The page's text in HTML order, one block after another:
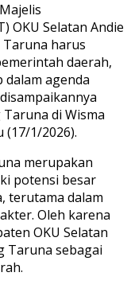
OKU Selatan Andie
Taruna harus
daerah,
agenda
di Wisma
(17/1/2026).
merupakan
potensi besar
terutama dalam
Oleh karena
OKU Selatan
Taruna sebagai